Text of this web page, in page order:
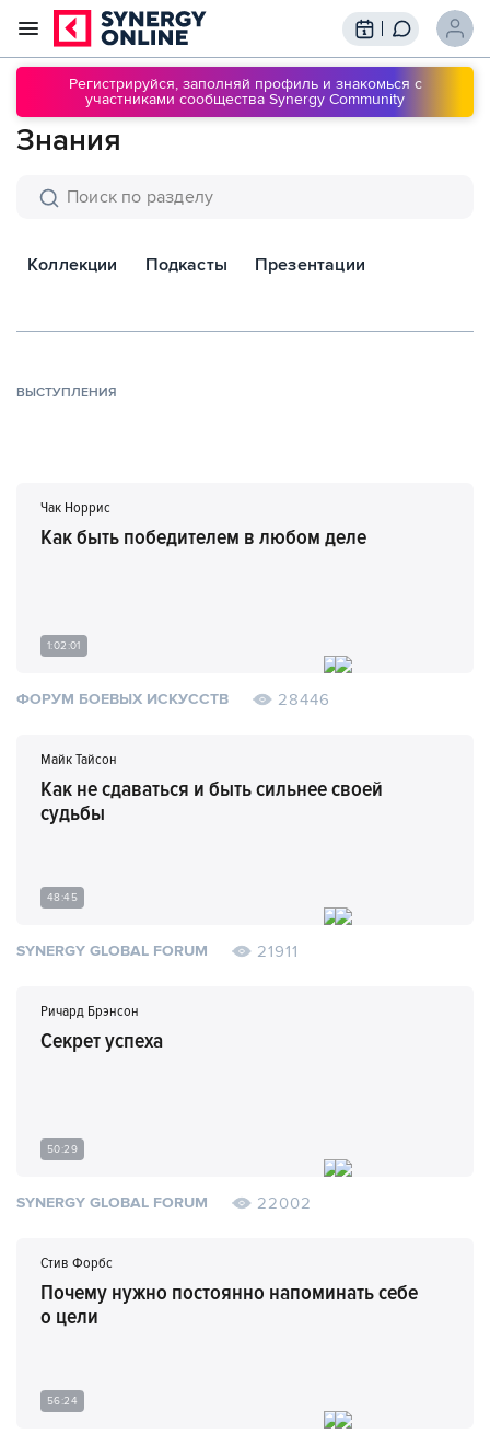
Регистрируйся, заполняй профиль и знакомься с
участниками сообщества Synergy Community
Трансляции
Вебинары
Обучение
Знания
Знания
Коллекции Подкасты Презентации
ВЫСТУПЛЕНИЯ
Чак Норрис
Как быть победителем в любом деле
1:02:01
ФОРУМ БОЕВЫХ ИСКУССТВ 28446
Майк Тайсон
Как не сдаваться и быть сильнее своей
судьбы
48:45
SYNERGY GLOBAL FORUM 21911
Ричард Брэнсон
Секрет успеха
50:29
SYNERGY GLOBAL FORUM 22002
Стив Форбс
Почему нужно постоянно напоминать себе
о цели
56:24